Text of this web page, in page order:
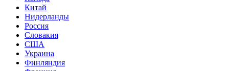
Китай
Нидерланды
Россия
Словакия
США
Украина
Финляндия